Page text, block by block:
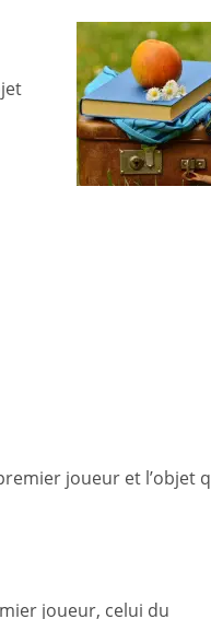
joueur et l’objet
joueur, celui du